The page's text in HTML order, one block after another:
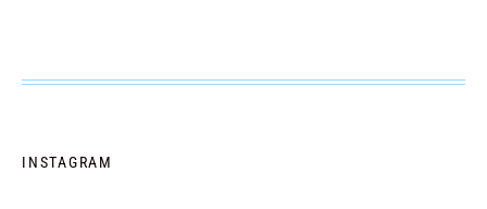
INSTAGRAM